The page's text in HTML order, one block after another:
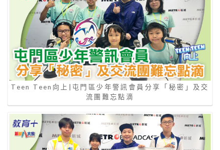
Teen Teen向上|屯門區少年警訊會員分享「秘密」及交
流團難忘點滴